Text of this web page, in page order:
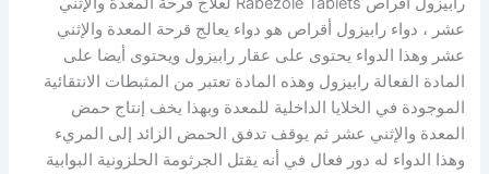
عشر ، دواء رابيزول أقراص هو دواء يعالج قرحة المعدة والإثني
عشر وهذا الدواء يحتوى على عقار رابيزول ويحتوى أيضا على
المادة الفعالة رابيزول وهذه المادة تعتبر من المثبطات الانتقائية
الموجودة في الخلايا الداخلية للمعدة وبهذا يخف إنتاج حمض
المعدة والإثني عشر ثم يوقف تدفق الحمض الزائد إلى المريء
وهذا الدواء له دور فعال في أنه يقتل الجرثومة الحلزونية البوابية